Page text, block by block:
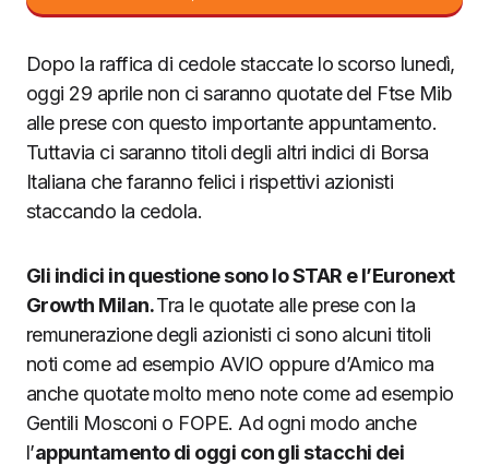
Dopo la raffica di cedole staccate lo scorso lunedì,
oggi 29 aprile non ci saranno quotate del Ftse Mib
alle prese con questo importante appuntamento.
Tuttavia ci saranno titoli degli altri indici di Borsa
Italiana che faranno felici i rispettivi azionisti
staccando la cedola.
Gli indici in questione sono lo STAR e l’Euronext
Growth Milan.Tra le quotate alle prese con la
remunerazione degli azionisti ci sono alcuni titoli
noti come ad esempio AVIO oppure d’Amico ma
anche quotate molto meno note come ad esempio
Gentili Mosconi o FOPE. Ad ogni modo anche
l’appuntamento di oggi con gli stacchi dei